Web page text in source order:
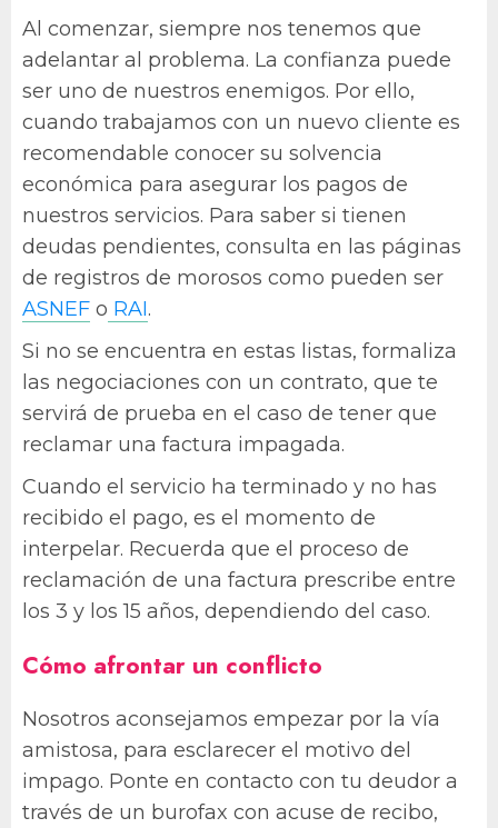
Al comenzar, siempre nos tenemos que
adelantar al problema. La confianza puede
ser uno de nuestros enemigos. Por ello,
cuando trabajamos con un nuevo cliente es
recomendable conocer su solvencia
económica para asegurar los pagos de
nuestros servicios. Para saber si tienen
deudas pendientes, consulta en las páginas
de registros de morosos como pueden ser
ASNEF o RAI.
Si no se encuentra en estas listas, formaliza
las negociaciones con un contrato, que te
servirá de prueba en el caso de tener que
reclamar una factura impagada.
Cuando el servicio ha terminado y no has
recibido el pago, es el momento de
interpelar. Recuerda que el proceso de
reclamación de una factura prescribe entre
los 3 y los 15 años, dependiendo del caso.
Cómo afrontar un conflicto
Nosotros aconsejamos empezar por la vía
amistosa, para esclarecer el motivo del
impago. Ponte en contacto con tu deudor a
través de un burofax con acuse de recibo,